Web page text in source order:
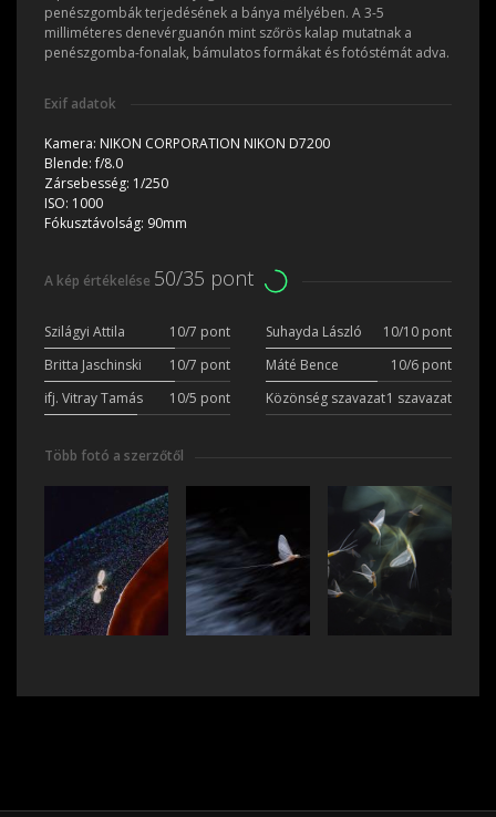
penészgombák terjedésének a bánya mélyében. A 3-5
milliméteres denevérguanón mint szőrös kalap mutatnak a
penészgomba-fonalak, bámulatos formákat és fotóstémát adva.
Exif adatok
Kamera: NIKON CORPORATION NIKON D7200
Blende:f/8.0
Zársebesség: 1/250
ISO: 1000
Fókusztávolság: 90mm
A kép értékelése 50/35 pont
Szilágyi Attila 10/7 pont Suhayda László
10/10 pont
Britta Jaschinski
10/7 pont Máté Bence
10/6 pont
ifj. Vitray Tamás
10/5 pont Közönség szavazat1 szavazat
Több fotó a szerzőtől